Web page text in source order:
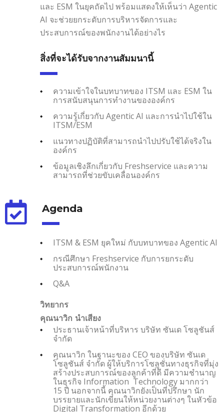
และ ESM ในยุคถัดไป พร้อมแสดงให้เห็นว่า Agentic
AI จะช่วยยกระดับการบริหารจัดการและ
ประสบการณ์ของพนักงานได้อย่างไร
สิ่งที่จะได้รับจากงานสัมมนานี้
ความเข้าใจในบทบาทของ ITSM และ ESM ใน
การสนับสนุนการทำงานขององค์กร
ความรู้เกี่ยวกับ Agentic AI และการนำไปใช้ใน
ITSM/ESM
แนวทางปฏิบัติที่สามารถนำไปปรับใช้ได้จริงใน
องค์กร
ข้อมูลเชิงลึกเกี่ยวกับ Freshservice และความ
สามารถที่ช่วยขับเคลื่อนองค์กร
Agenda
ITSM & ESM ยุคใหม่ กับบทบาทของ Agentic AI
กรณีศึกษา Freshservice กับการยกระดับ
ประสบการณ์พนักงาน
Q&A
วิทยากร
คุณนาวิก นำเสียง
ประธานเจ้าหน้าที่บริหาร บริษัท ซันเด โซลูชันส์
จำกัด
คุณนาวิก ในฐานะของ CEO ของบริษัท ซันเด
โซลูชันส์ จำกัด ผู้ให้บริการโซลูชั่นทางธุรกิจที่มุ่ง
สร้างประสบการณ์ของลูกค้าที่ดี มีความชำนาญ
ในธุรกิจ Information Technology มากกว่า
15 ปี นอกจากนี้ คุณนาวิกยังเป็นที่ปรึกษา นัก
บรรยายและนักเขียนให้หน่วยงานต่างๆ ในหัวข้อ
Digital Transformation อีกด้วย